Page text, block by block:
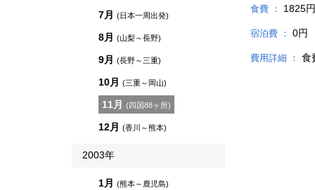
7月 (日本一周出発)
8月 (山梨～長野)
9月 (長野～三重)
10月 (三重～岡山)
11月 (四国88ヶ所)
12月 (香川～熊本)
2003年
1月 (熊本～鹿児島)
食費 ： 1825円
宿泊費 ： 0円
費用詳細 ： 食